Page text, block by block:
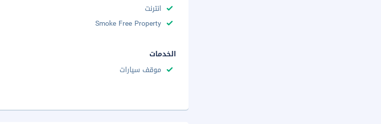
انترنت
Smoke Free Property
الخدمات
موقف سيارات